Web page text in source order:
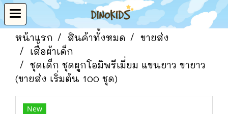
หน้าแรก สินค้าทั้งหมด
ขายส่ง
เสื้อผ้าเด็ก
ชุดเด็ก ชุดผูกโอมิพรีเมี่ยม แขนยาว ขายาว
(ขายส่ง เริ่มต้น 100 ชุด)
New